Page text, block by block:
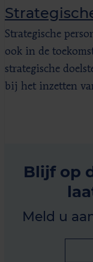
Strategische
ook in de
strategische
bij het inzetten
Blijf op
Meld u